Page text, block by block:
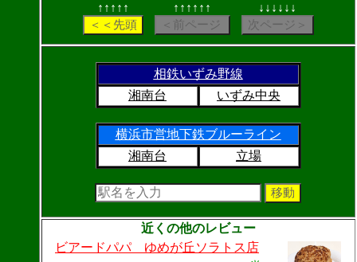
↑↑↑↑↑ ↑↑↑↑↑↑ ↓↓↓↓↓↓
相鉄いずみ野線
湘南台
いずみ中央
横浜市営地下鉄ブルーライン
湘南台
立場
近くの他のレビュー
ビアードパパ ゆめが丘ソラトス店